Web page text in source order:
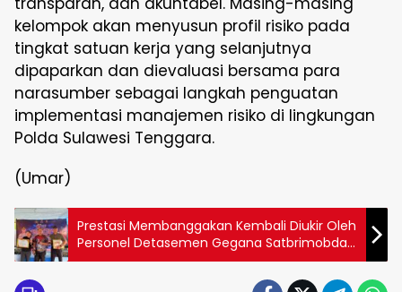
kelompok akan menyusun profil risiko pada
tingkat satuan kerja yang selanjutnya
dipaparkan dan dievaluasi bersama para
narasumber sebagai langkah penguatan
implementasi manajemen risiko di lingkungan
Polda Sulawesi Tenggara.
(Umar)
Prestasi Membanggakan Kembali Diukir Oleh
Personel Detasemen Gegana Satbrimobda
Sultra